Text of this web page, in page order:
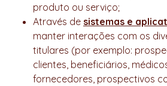
produto ou serviço;
Através de sistemas e
manter interações com os
titulares (por exemplo:
clientes, beneficiários,
fornecedores, prospectivos